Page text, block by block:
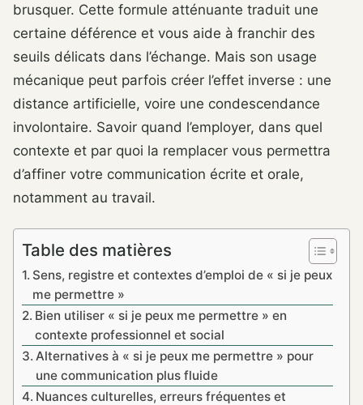
brusquer. Cette formule atténuante traduit une
certaine déférence et vous aide à franchir des
seuils délicats dans l’échange. Mais son usage
mécanique peut parfois créer l’effet inverse : une
distance artificielle, voire une condescendance
involontaire. Savoir quand l’employer, dans quel
contexte et par quoi la remplacer vous permettra
d’affiner votre communication écrite et orale,
notamment au travail.
Table des matières
Sens, registre et contextes d’emploi de « si je peux
me permettre »
Bien utiliser « si je peux me permettre » en
contexte professionnel et social
Alternatives à « si je peux me permettre » pour
une communication plus fluide
Nuances culturelles, erreurs fréquentes et